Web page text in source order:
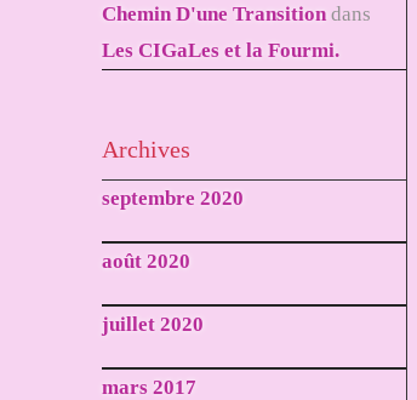
Chemin D'une Transitiondans
Les CIGaLes et la Fourmi.
Archives
septembre 2020
août 2020
juillet 2020
mars 2017